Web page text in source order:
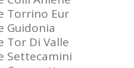
Torrino Eur
Guidonia
Tor Di Valle
Settecamini